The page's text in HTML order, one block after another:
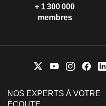
+ 1 300 000
membres
NOS EXPERTS À VOTRE
ÉCOUTE